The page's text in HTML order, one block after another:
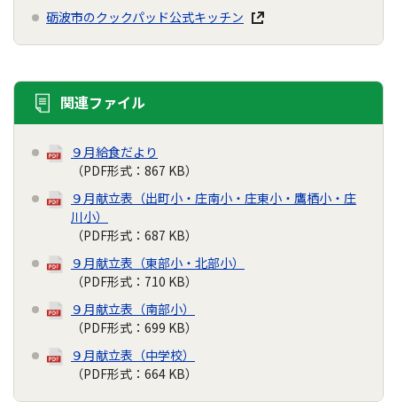
砺波市のクックパッド公式キッチン
関連ファイル
９月給食だより
（PDF形式：867 KB）
９月献立表（出町小・庄南小・庄東小・鷹栖小・庄
川小）
（PDF形式：687 KB）
９月献立表（東部小・北部小）
（PDF形式：710 KB）
９月献立表（南部小）
（PDF形式：699 KB）
９月献立表（中学校）
（PDF形式：664 KB）